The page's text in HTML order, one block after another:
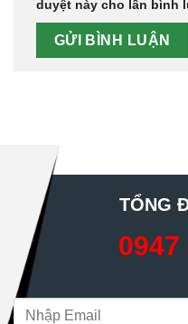
duyệt này cho lần bình
TỔNG
0947